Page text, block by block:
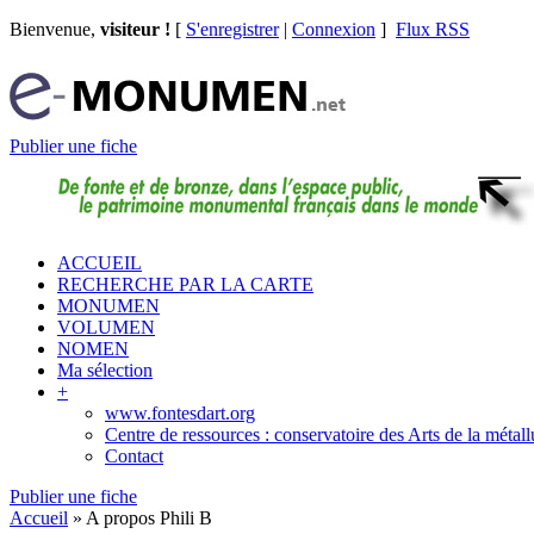
Bienvenue, visiteur ! [ S'enregistrer| Connexion ] Flux RSS
Publier une fiche
ACCUEIL
RECHERCHE PAR LA CARTE
MONUMEN
VOLUMEN
NOMEN
Ma sélection
+
www.fontesdart.org
Centre de ressources : conservatoire des Arts de la
Contact
Publier une fiche
Accueil » A propos Phili B